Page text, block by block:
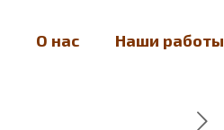
О нас Наши работы